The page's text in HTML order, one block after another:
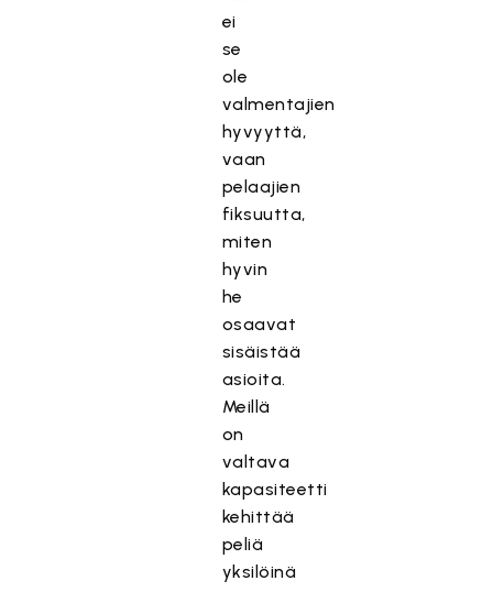
ei
se
ole
valmentajien
hyvyyttä,
vaan
pelaajien
fiksuutta,
miten
hyvin
he
osaavat
sisäistää
asioita.
Meillä
on
valtava
kapasiteetti
kehittää
peliä
yksilöinä